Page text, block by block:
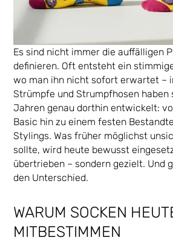
Es sind nicht immer die auffälligen
definieren. Oft entsteht ein
wo man ihn nicht sofort erwartet –
Strümpfe und Strumpfhosen haben
Jahren genau dorthin entwickelt:
Basic hin zu einem festen
Stylings. Was früher möglichst
sollte, wird heute bewusst
übertrieben – sondern gezielt. Und
den Unterschied.
WARUM SOCKEN
MITBESTIMMEN